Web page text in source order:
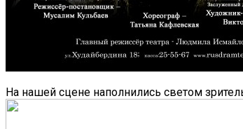
На нашей сцене наполнились светом